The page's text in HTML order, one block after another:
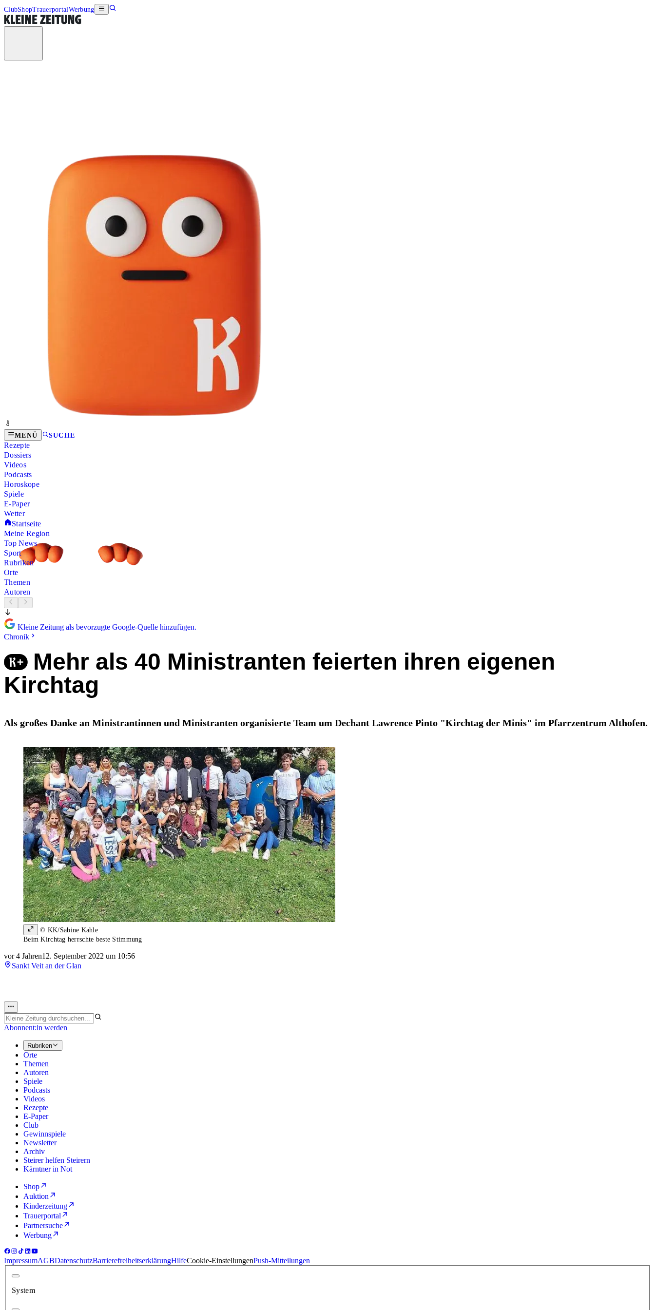
ClubShopTrauerportalWerbung
MENÜ SUCHE
Rezepte
Dossiers
Videos
Podcasts
Horoskope
Spiele
E-Paper
Wetter
Startseite
Meine Region
Top News
Sport
Rubriken
Orte
Themen
Autoren
Kleine Zeitung als bevorzugte Google-Quelle hinzufügen.
Chronik
Mehr als 40 Ministranten feierten ihren eigenen
Kirchtag
Als großes Danke an Ministrantinnen und Ministranten organisierte Team um Dechant Lawrence Pinto "Kirchtag der Minis" im Pfarrzentrum Althofen.
© KK/Sabine Kahle
Beim Kirchtag herrschte beste Stimmung
vor 4 Jahren12. September 2022 um 10:56
Sankt Veit an der Glan
Abonnent:in werden
Rubriken
Orte
Themen
Autoren
Spiele
Podcasts
Videos
Rezepte
E-Paper
Club
Gewinnspiele
Newsletter
Archiv
Steirer helfen Steirern
Kärntner in Not
Shop
Auktion
Kinderzeitung
Trauerportal
Partnersuche
Werbung
ImpressumAGBDatenschutzBarrierefreiheitserklärungHilfeCookie-EinstellungenPush-Mitteilungen
System